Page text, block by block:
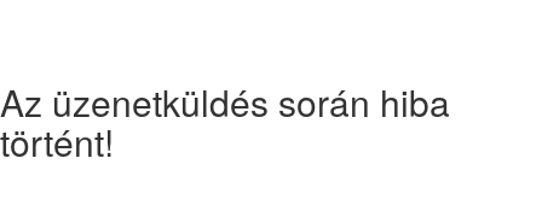
Az üzenetküldés során hiba
történt!